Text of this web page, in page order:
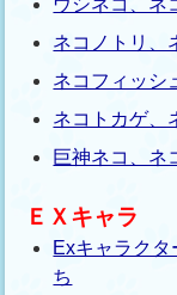
ネコノトリ、
ネコフィッシ
ネコトカゲ、
巨神ネコ、ネ
ＥＸキャラ
Exキャラク
ち